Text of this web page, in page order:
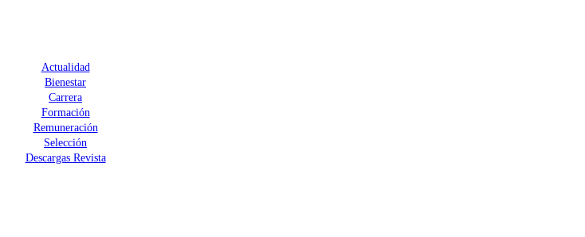
Actualidad
Bienestar
Carrera
Formación
Remuneración
Selección
Descargas Revista